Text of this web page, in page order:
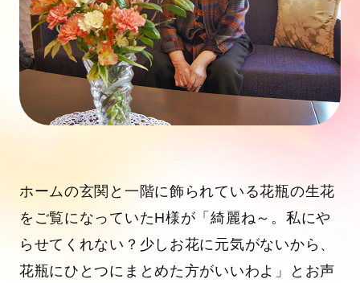
ホームの玄関と一階に飾られている花瓶の生花
をご覧になっていたH様が「綺麗ね～。私にや
らせてくれない？少しお花に元気がないから、
花瓶にひとつにまとめた方がいいわよ」とお声